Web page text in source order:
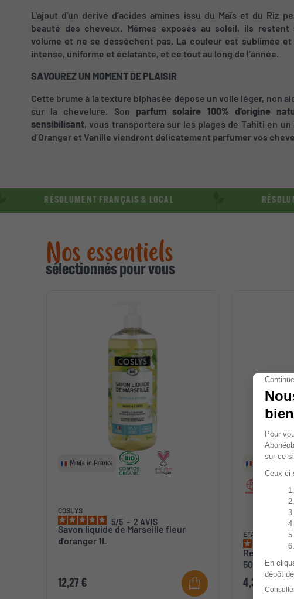
L'ajout d'un dérivé d’acides aminés issu du Maïs et du Riz
beauté des cheveux. Mêmes exposés au soleil, ils restent
volume et ne se dessèchent pas. La couleur est sublimée
intense, uniforme et éclatante, et ce tout au long de l’année.
SAVOUREZ UN MOMENT DE PLAISIR
Cette brume à la texture biphasée dépose un voile léger, non
sur la chevelure. Son parfum solaire 100% d’origine
sensibilisant, vous transportera sur les plages de Tahiti en
d’Oranger et Vanille viendront délicatement parfumer vos
RÉSOLUMENT FRANÇAIS & LOCAL RÉSOLUMENT
Nos essentiels
sélectionnés pour vous
Made in France
COSLYS
5/5 - 2 AVIS
Savon liquide de Marseille fleur
d'oranger 1L
12,27 €
ETAMINE DU LYS
Recharge à
50ml
4,31 €